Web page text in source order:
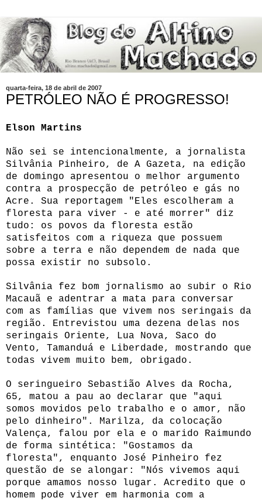
quarta-feira, 18 de abril de 2007
PETRÓLEO NÃO É PROGRESSO!
Elson Martins
Não sei se intencionalmente, a jornalista
Silvânia Pinheiro, de A Gazeta, na edição
de domingo apresentou o melhor argumento
contra a prospecção de petróleo e gás no
Acre. Sua reportagem "Eles escolheram a
floresta para viver - e até morrer" diz
tudo: os povos da floresta estão
satisfeitos com a riqueza que possuem
sobre a terra e não dependem de nada que
possa existir no subsolo.
Silvânia fez bom jornalismo ao subir o Rio
Macauã e adentrar a mata para conversar
com as famílias que vivem nos seringais da
região. Entrevistou uma dezena delas nos
seringais Oriente, Lua Nova, Saco do
Vento, Tamanduá e Liberdade, mostrando que
todas vivem muito bem, obrigado.
O seringueiro Sebastião Alves da Rocha,
65, matou a pau ao declarar que "aqui
somos movidos pelo trabalho e o amor, não
pelo dinheiro". Marilza, da colocação
Valença, falou por ela e o marido Raimundo
de forma sintética: "Gostamos da
floresta", enquanto José Pinheiro fez
questão de se alongar: "Nós vivemos aqui
porque amamos nosso lugar. Acredito que o
homem pode viver em harmonia com a